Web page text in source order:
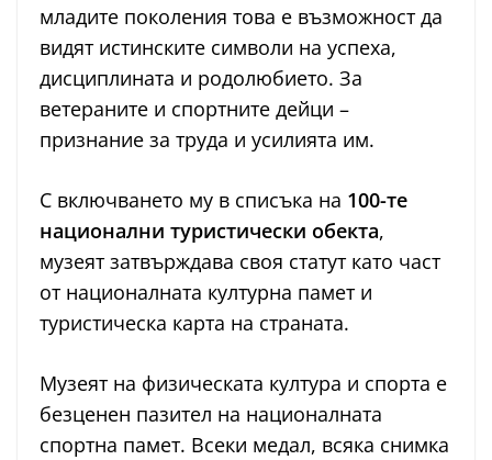
младите поколения това е възможност да
видят истинските символи на успеха,
дисциплината и родолюбието. За
ветераните и спортните дейци –
признание за труда и усилията им.
С включването му в списъка на 100-те
национални туристически обекта,
музеят затвърждава своя статут като част
от националната културна памет и
туристическа карта на страната.
Музеят на физическата култура и спорта е
безценен пазител на националната
спортна памет. Всеки медал, всяка снимка